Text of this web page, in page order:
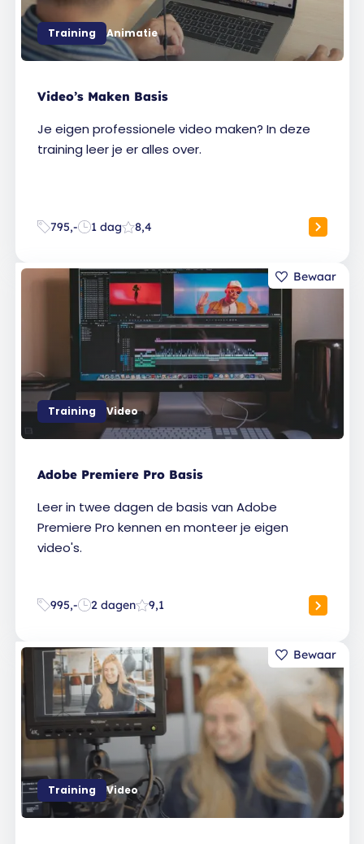
Training Animatie
Video’s Maken Basis
Je eigen professionele video maken? In deze
training leer je er alles over.
795,- 1 dag 8,4
Training Video
Adobe Premiere Pro Basis
Leer in twee dagen de basis van Adobe
Premiere Pro kennen en monteer je eigen
video's.
995,- 2 dagen 9,1
Training Video